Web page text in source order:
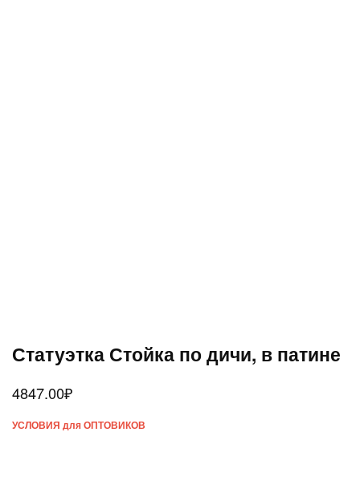
Статуэтка Стойка по дичи, в патине
4847.00₽
УСЛОВИЯ для ОПТОВИКОВ